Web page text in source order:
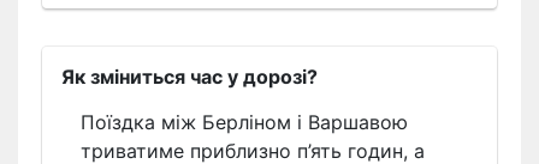
Як зміниться час у дорозі?
Поїздка між Берліном і Варшавою
триватиме приблизно п’ять годин, а